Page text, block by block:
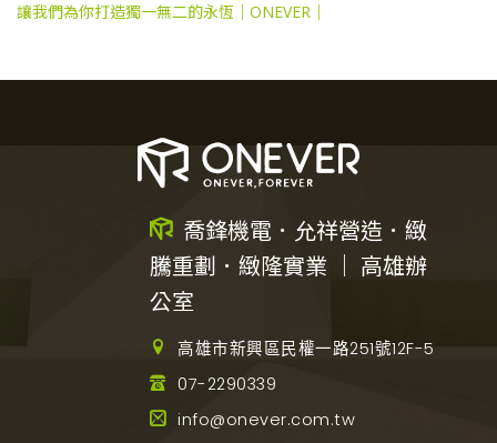
讓我們為你打造獨一無二的永恆｜ONEVER｜
喬鋒機電．允祥營造．緻
騰重劃．緻隆實業 ｜ 高雄辦
公室
高雄市新興區民權一路251號12F-5
07-2290339
info@onever.com.tw